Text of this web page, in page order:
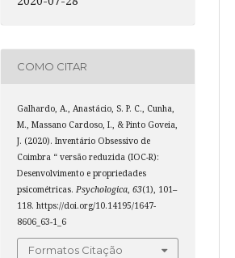
COMO CITAR
Galhardo, A., Anastácio, S. P. C., Cunha,
M., Massano Cardoso, I., & Pinto Goveia,
J. (2020). Inventário Obsessivo de
Coimbra “ versão reduzida (IOC-R):
Desenvolvimento e propriedades
psicométricas.Psychologica,63(1), 101–
118. https://doi.org/10.14195/1647-
8606_63-1_6
Formatos Citação